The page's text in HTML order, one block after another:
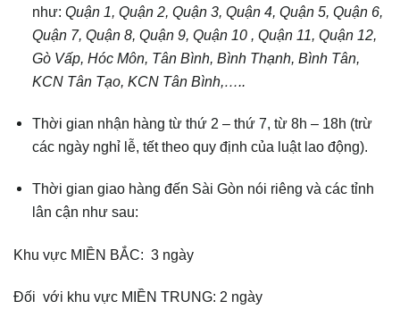
như: Quận 1, Quận 2, Quận 3, Quận 4, Quận 5, Quận 6,
Quận 7, Quận 8, Quận 9, Quận 10 , Quận 11, Quận 12,
Gò Vấp, Hóc Môn, Tân Bình, Bình Thạnh, Bình Tân,
KCN Tân Tạo, KCN Tân Bình,…..
Thời gian nhận hàng từ thứ 2 – thứ 7, từ 8h – 18h (trừ
các ngày nghỉ lễ, tết theo quy định của luật lao động).
Thời gian giao hàng đến Sài Gòn nói riêng và các tỉnh
lân cận như sau:
Khu vực MIỀN BẮC: 3 ngày
Đối với khu vực MIỀN TRUNG: 2 ngày